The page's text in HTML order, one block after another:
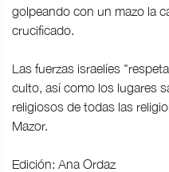
golpeando con un mazo la
crucificado.
Las fuerzas israelíes
culto, así como los lugares
religiosos de todas las
Mazor.
Edición: Ana Ordaz